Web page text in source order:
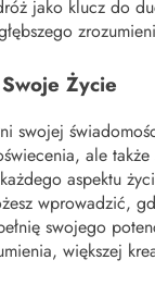
jako klucz do
Życie
swojej
ale także
aspektu
wprowadzić,
swojego
większej